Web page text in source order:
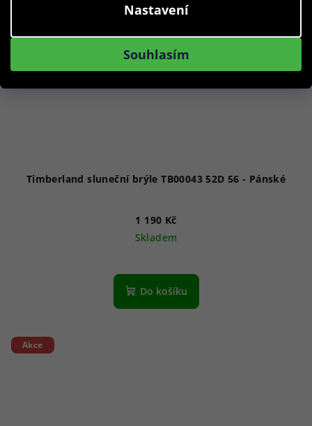
Nastavení
Souhlasím
Timberland sluneční brýle TB00043 52D 56 - Pánské
1 190 Kč
Skladem
Do košíku
Akce